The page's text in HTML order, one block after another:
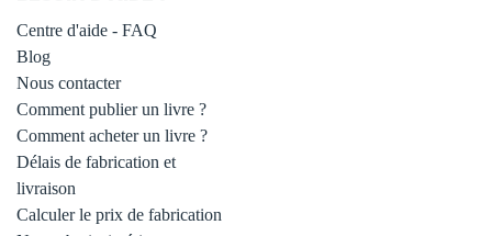
Centre d'aide - FAQ
Blog
Nous contacter
Comment publier un livre ?
Comment acheter un livre ?
Délais de fabrication et
livraison
Calculer le prix de fabrication